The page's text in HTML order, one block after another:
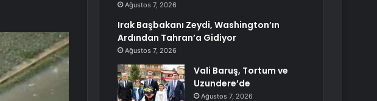
Ağustos 7, 2026
Irak Başbakanı Zeydi, Washington’ın
Ardından Tahran’a Gidiyor
Ağustos 7, 2026
Vali Baruş, Tortum ve
Uzundere’de
Ağustos 7, 2026